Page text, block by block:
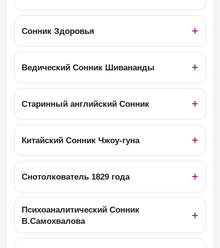
Сонник Здоровья
Ведический Сонник Шивананды
Старинный английский Сонник
Китайский Сонник Чжоу-гуна
Снотолкователь 1829 года
Психоаналитический Сонник
В.Самохвалова